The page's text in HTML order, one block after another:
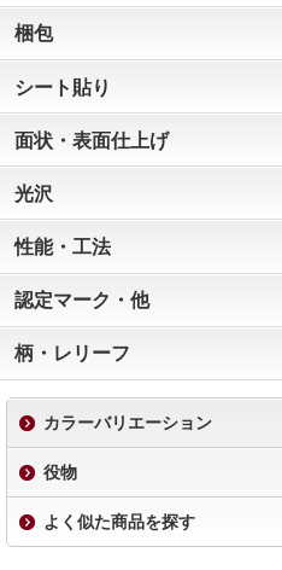
梱包
シート貼り
面状・表面仕上げ
光沢
性能・工法
認定マーク・他
柄・レリーフ
カラーバリエーション
役物
よく似た商品を探す